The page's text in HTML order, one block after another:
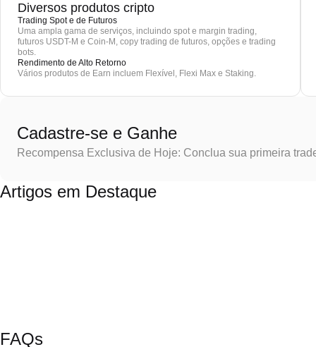
Diversos produtos cripto
Trading Spot e de Futuros
Uma ampla gama de serviços, incluindo spot e margin trading,
futuros USDT-M e Coin-M, copy trading de futuros, opções e trading
bots.
Rendimento de Alto Retorno
Vários produtos de Earn incluem Flexível, Flexi Max e Staking.
Cadastre-se e Ganhe
Recompensa Exclusiva de Hoje: Conclua sua primeira
Artigos em Destaque
FAQs